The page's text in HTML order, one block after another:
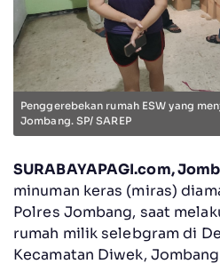
Penggerebekan rumah ESW yang
Jombang. SP/ SAREP
SURABAYAPAGI.com,
minuman keras (miras)
Polres Jombang, saat
rumah milik selebgram di
Kecamatan Diwek,